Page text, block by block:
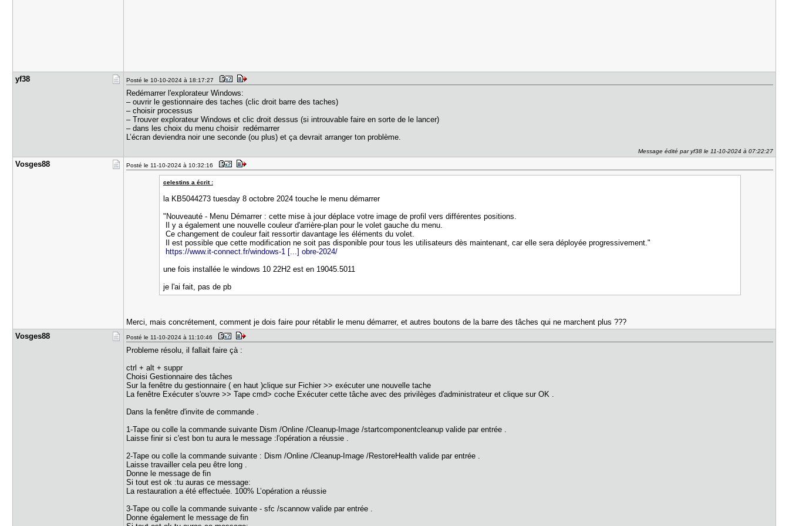
yf38 Posté le 10-10-2024 à 18:17:27
Redémarrer l'explorateur Windows:
– ouvrir le gestionnaire des taches (clic droit barre des taches)
– choisir processus
– Trouver explorateur Windows et clic droit dessus (si introuvable faire en sorte de le lancer)
– dans les choix du menu choisir redémarrer
L’écran deviendra noir une seconde (ou plus) et ça devrait arranger ton problème.
Message édité par yf38 le 11-10-2024 à 07:22:27
Vosges88 Posté le 11-10-2024 à 10:32:16
celestins a écrit :
la KB5044273 tuesday 8 octobre 2024 touche le menu démarrer
"Nouveauté - Menu Démarrer : cette mise à jour déplace votre image de profil vers différentes positions.
Il y a également une nouvelle couleur d'arrière-plan pour le volet gauche du menu.
Ce changement de couleur fait ressortir davantage les éléments du volet.
Il est possible que cette modification ne soit pas disponible pour tous les utilisateurs dès maintenant, car elle sera déployée progressivement."
https://www.it-connect.fr/windows-1 [...] obre-2024/
une fois installée le windows 10 22H2 est en 19045.5011
je l'ai fait, pas de pb
Merci, mais concrétement, comment je dois faire pour rétablir le menu démarrer, et autres boutons de la barre des tâches qui ne marchent plus ???
Vosges88
Posté le 11-10-2024 à 11:10:46
Probleme résolu, il fallait faire çà :
ctrl + alt + suppr
Choisi Gestionnaire des tâches
Sur la fenêtre du gestionnaire ( en haut )clique sur Fichier >> exécuter une nouvelle tache
La fenêtre Exécuter s'ouvre >> Tape cmd> coche Exécuter cette tâche avec des privilèges d'administrateur et clique sur OK .
Dans la fenêtre d'invite de commande .
1-Tape ou colle la commande suivante Dism /Online /Cleanup-Image /startcomponentcleanup valide par entrée .
Laisse finir si c'est bon tu aura le message :l'opération a réussie .
2-Tape ou colle la commande suivante : Dism /Online /Cleanup-Image /RestoreHealth valide par entrée .
Laisse travailler cela peu être long .
Donne le message de fin
Si tout est ok :tu auras ce message:
La restauration a été effectuée. 100% L’opération a réussie
3-Tape ou colle la commande suivante - sfc /scannow valide par entrée .
Donne également le message de fin